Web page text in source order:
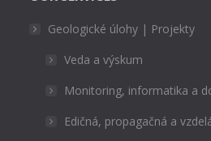
Geologické úlohy | Projekty
Veda a výskum
Monitoring, informatika a
Edičná, propagačná a